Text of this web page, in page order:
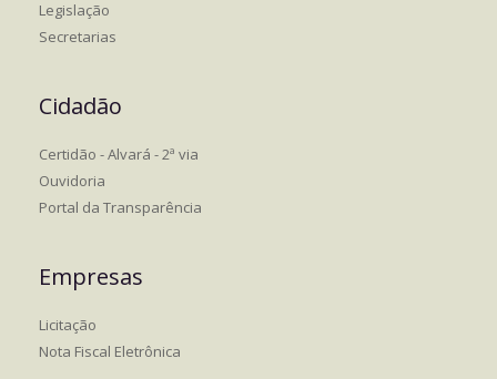
Legislação
Secretarias
Cidadão
Certidão - Alvará - 2ª via
Ouvidoria
Portal da Transparência
Empresas
Licitação
Nota Fiscal Eletrônica